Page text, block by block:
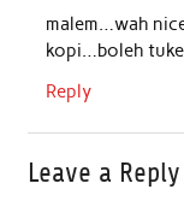
malem…wah
kopi…boleh
Reply
Leave a Reply